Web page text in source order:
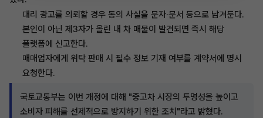
대리 광고를 의뢰할 경우 동의 사실을 문자·문서 등으로 남겨둔다.
본인이 아닌 제3자가 올린 내 차 매물이 발견되면 즉시 해당
플랫폼에 신고한다.
매매업자에게 위탁 판매 시 필수 정보 기재 여부를 계약서에 명시
요청한다.
국토교통부는 이번 개정에 대해 "중고차 시장의 투명성을 높이고
소비자 피해를 선제적으로 방지하기 위한 조치"라고 밝혔다.